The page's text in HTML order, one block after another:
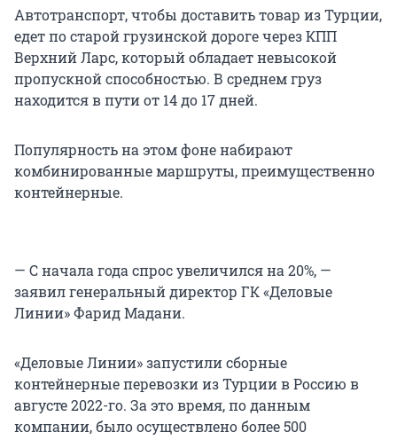
Автотранспорт, чтобы доставить товар из Турции,
едет по старой грузинской дороге через КПП
Верхний Ларс, который обладает невысокой
пропускной способностью. В среднем груз
находится в пути от 14 до 17 дней.
Популярность на этом фоне набирают
комбинированные маршруты, преимущественно
контейнерные.
— С начала года спрос увеличился на 20%, —
заявил генеральный директор ГК «Деловые
Линии» Фарид Мадани.
«Деловые Линии» запустили сборные
контейнерные перевозки из Турции в Россию в
августе 2022-го. За это время, по данным
компании, было осуществлено более 500